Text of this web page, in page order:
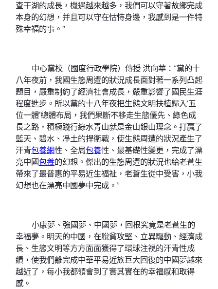
查干湖的成長，機遇越來越多，我們可以守著故鄉完成
本身的幻想，并且可以守在怙恃身邊，我感到是一件特
殊幸福的事。”
中心黨校（國度行政學院）傳授 洪向華：“黨的十
八年夜前，我國生態周遭的狀況成長面對著一系列凸起
題目，嚴重制約了經濟社會成長，嚴重影響了國民生涯
程度進步。所以黨的十八年夜把生態文明扶植歸入‘五
位一體’總體布局，我們果斷不移走生態優先、綠色成
長之路，積極踐行綠水青山就是金山銀山理念。打贏了
藍天、碧水、凈土的捍衛戰，使生態周遭的狀況產生了
汗青包養網性、全局包養性、最基礎性變更，完成了漂
亮中國包養的幻想。傑出的生態周遭的狀況也給老蒼生
帶來了最普惠的平易近生福祉，老蒼生從中受害，小我
幻想也在漂亮中國夢中完成。”
小康夢、強國夢、中國夢，回根究竟是老蒼生的
幸福夢。明天的中國，在脫貧攻堅、立異驅動、經濟成
長、生態文明等方方面面獲得了環球注視的汗青性成
績，使我們離完成中華平易近族巨大回復的中國夢越來
越近了，每小我都領會到了實其實在的幸福感和取得
感。